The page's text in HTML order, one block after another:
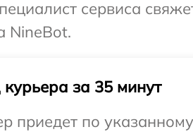
сервиса
NineBot.
за 35 минут
приедет по